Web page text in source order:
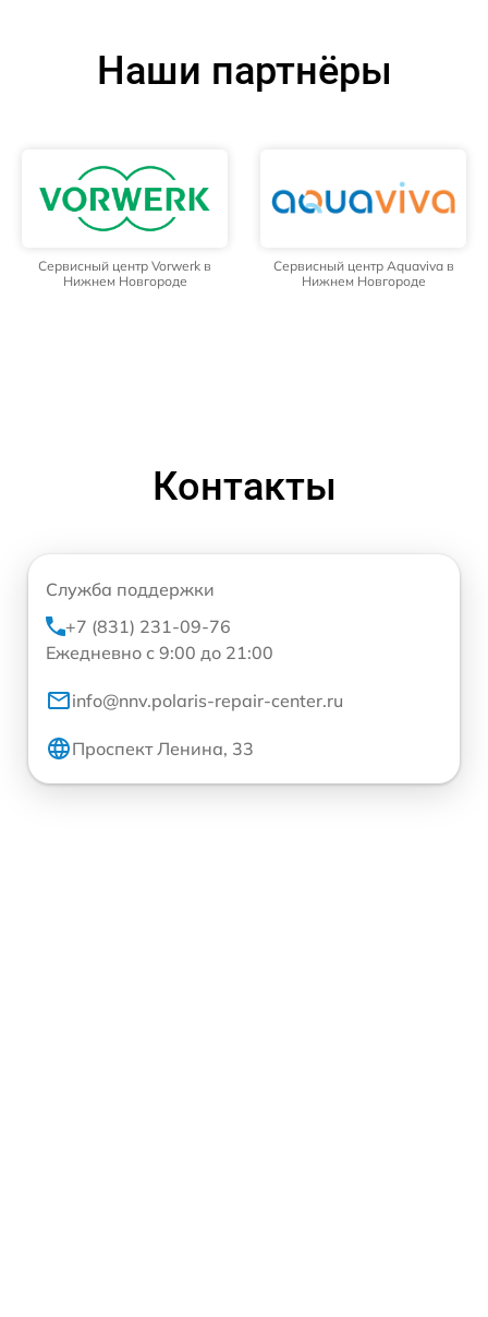
Наши партнёры
Сервисный центр Vorwerk в
Нижнем Новгороде
Сервисный центр Aquaviva в
Нижнем Новгороде
Контакты
Служба поддержки
+7 (831) 231-09-76
Ежедневно с 9:00 до 21:00
info@nnv.polaris-repair-center.ru
Проспект Ленина, 33